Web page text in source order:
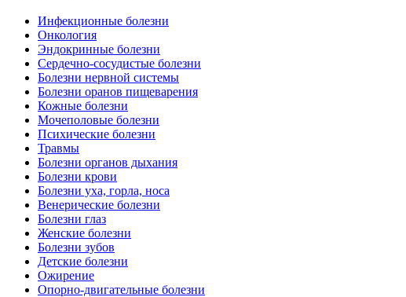
Инфекционные болезни
Онкология
Эндокринные болезни
Сердечно-сосудистые болезни
Болезни нервной системы
Болезни оранов пищеварения
Кожные болезни
Мочеполовые болезни
Психические болезни
Травмы
Болезни органов дыхания
Болезни крови
Болезни уха, горла, носа
Венерические болезни
Болезни глаз
Женские болезни
Болезни зубов
Детские болезни
Ожирение
Опopно-двигательные болезни